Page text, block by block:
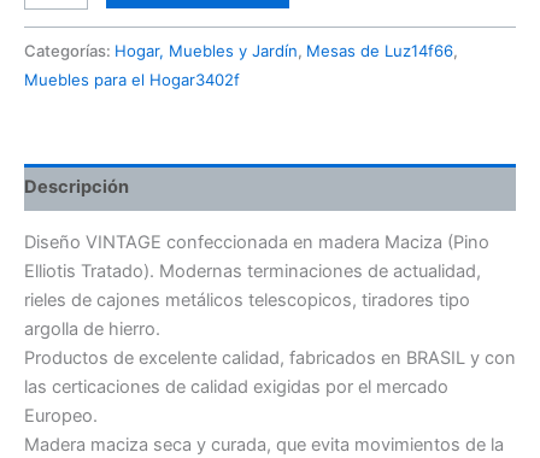
Categorías: Hogar, Muebles y Jardín, Mesas de Luz14f66,
Muebles para el Hogar3402f
Descripción
Diseño VINTAGE confeccionada en madera Maciza (Pino
Elliotis Tratado). Modernas terminaciones de actualidad,
rieles de cajones metálicos telescopicos, tiradores tipo
argolla de hierro.
Productos de excelente calidad, fabricados en BRASIL y con
las certicaciones de calidad exigidas por el mercado
Europeo.
Madera maciza seca y curada, que evita movimientos de la